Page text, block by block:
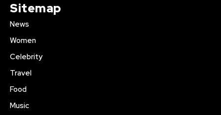
Sitemap
News
Women
Celebrity
Travel
Food
Music